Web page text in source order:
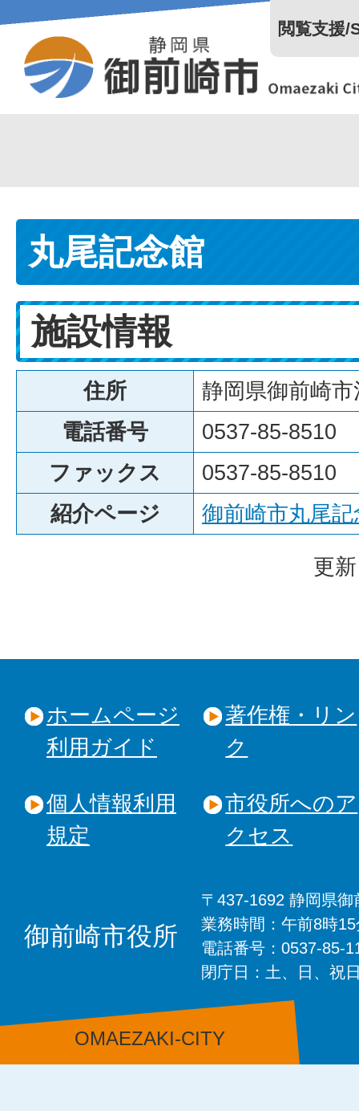
閲覧支援
丸尾記念館
施設情報
住所
静岡県御前崎
電話番号
0537-85-8510
ファックス
0537-85-8510
紹介ページ
御前崎市丸尾
更
ホームページ
利用ガイド
著作権・リン
ク
個人情報利用
規定
市役所へのア
クセス
御前崎市役所
〒437-1692 静岡県
業務時間：午前8時
電話番号：0537-85-
閉庁日：土、日、祝
OMAEZAKI-CITY